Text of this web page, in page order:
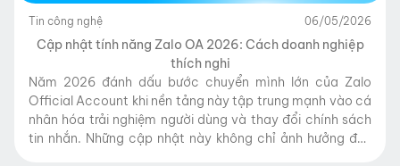
Tin công nghệ 06/05/2026
Cập nhật tính năng Zalo OA 2026: Cách doanh nghiệp
thích nghi
Năm 2026 đánh dấu bước chuyển mình lớn của Zalo
Official Account khi nền tảng này tập trung mạnh vào cá
nhân hóa trải nghiệm người dùng và thay đổi chính sách
tin nhắn. Những cập nhật này không chỉ ảnh hưởng đến